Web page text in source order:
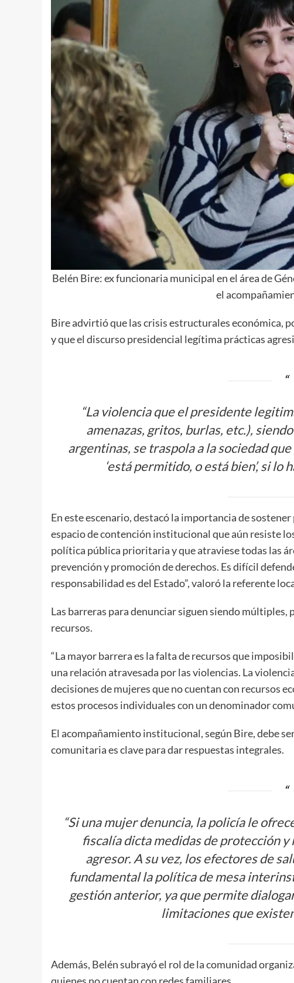
Belén Bire: ex funcionaria municipal en el área de
el
Bire advirtió que las crisis estructurales económica,
y que el discurso presidencial legítima prácticas
“La violencia que el presidente
amenazas, gritos, burlas, etc.),
argentinas, se traspola a la sociedad
‘está permitido, o está bien’, si lo
En este escenario, destacó la importancia de
espacio de contención institucional que aún resiste
política pública prioritaria y que atraviese todas las
prevención y promoción de derechos. Es difícil
responsabilidad es del Estado”, valoró la referente
Las barreras para denunciar siguen siendo múltiples,
recursos.
“La mayor barrera es la falta de recursos que
una relación atravesada por las violencias. La
decisiones de mujeres que no cuentan con recursos
estos procesos individuales con un denominador
El acompañamiento institucional, según Bire, debe
comunitaria es clave para dar respuestas integrales.
“Si una mujer denuncia, la policía le
fiscalía dicta medidas de protección
agresor. A su vez, los efectores de
fundamental la política de mesa
gestión anterior, ya que permite
limitaciones que
Además, Belén subrayó el rol de la comunidad